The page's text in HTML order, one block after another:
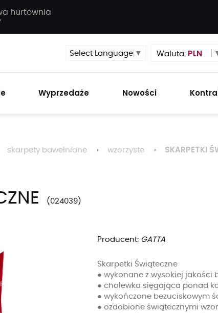
hurtownia
Select Language ▼ Waluta: PLN
Wyprzedaże Nowości
skarpety bawełniane wzorzyste SKARPETKI
024039
Producent: GATTA
Skarpetki Świąteczne
● wykonane z wysokiej jakości
● cholewka sięgająca ponad
● wykończone bezuciskowym
● ozdobione świątecznymi